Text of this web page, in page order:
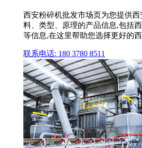
西安粉碎机批发市场页为您提供
料、类型、原理的产品信息,包括
等信息,在这里帮助您选择更好的西
联系电话: 180 3780 8511